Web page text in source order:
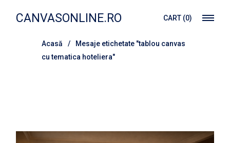
conținutCANVASONLINE.RO CART (0)
Acasă
Mesaje etichetate "tablou canvas
cu tematica hoteliera"